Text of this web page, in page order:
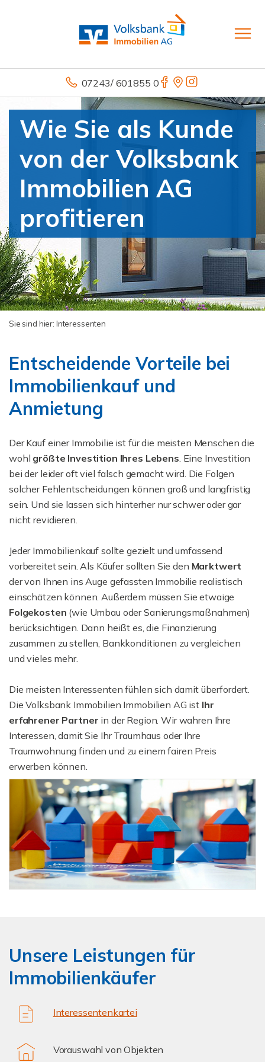
07243/ 601855 0
Wie Sie als Kunde
von der Volksbank
Immobilien AG
profitieren
Sie sind hier: Interessenten
Entscheidende Vorteile bei
Immobilienkauf und
Anmietung
Der Kauf einer Immobilie ist für die meisten Menschen die
wohl größte Investition Ihres Lebens. Eine Investition
bei der leider oft viel falsch gemacht wird. Die Folgen
solcher Fehlentscheidungen können groß und langfristig
sein. Und sie lassen sich hinterher nur schwer oder gar
nicht revidieren.
Jeder Immobilienkauf sollte gezielt und umfassend
vorbereitet sein. Als Käufer sollten Sie den Marktwert
der von Ihnen ins Auge gefassten Immobilie realistisch
einschätzen können. Außerdem müssen Sie etwaige
Folgekosten (wie Umbau oder Sanierungsmaßnahmen)
berücksichtigen. Dann heißt es, die Finanzierung
zusammen zu stellen, Bankkonditionen zu vergleichen
und vieles mehr.
Die meisten Interessenten fühlen sich damit überfordert.
Die Volksbank Immobilien Immobilien AG ist Ihr
erfahrener Partner in der Region. Wir wahren Ihre
Interessen, damit Sie Ihr Traumhaus oder Ihre
Traumwohnung finden und zu einem fairen Preis
erwerben können.
Unsere Leistungen für
Immobilienkäufer
Interessentenkartei
Vorauswahl von Objekten